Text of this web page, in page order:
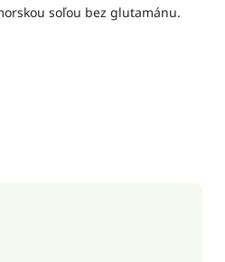
soľou bez glutamánu.